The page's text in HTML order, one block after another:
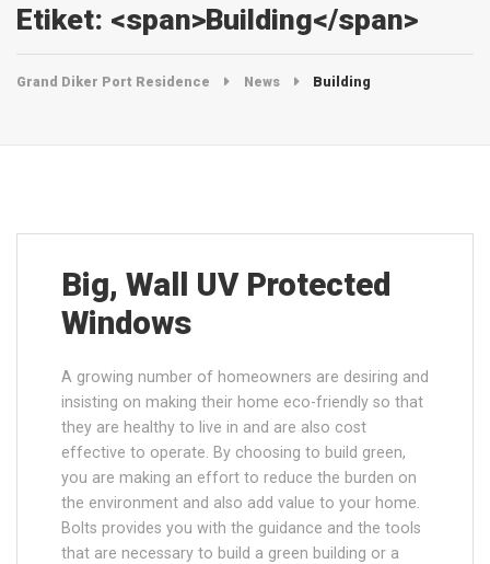
Etiket: <span>Building</span>
Grand Diker Port Residence News Building
Big, Wall UV Protected
Windows
A growing number of homeowners are desiring and
insisting on making their home eco-friendly so that
they are healthy to live in and are also cost
effective to operate. By choosing to build green,
you are making an effort to reduce the burden on
the environment and also add value to your home.
Bolts provides you with the guidance and the tools
that are necessary to build a green building or a